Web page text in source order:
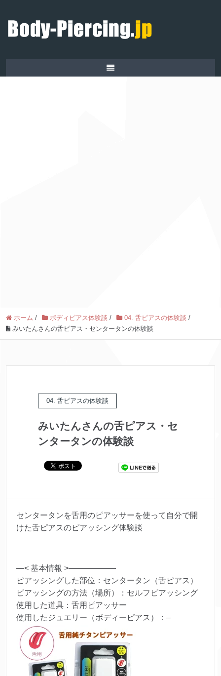
ホーム / ボディピアス体験談 / 04. 舌ピアスの体験談 /
みいたんさんの舌ピアス・センタータンの体験談
04. 舌ピアスの体験談
みいたんさんの舌ピアス・セ
ンタータンの体験談
センタータンを舌用のピアッサーを使って自分で開
けた舌ピアスのピアッシング体験談
—< 基本情報 >——————
ピアッシングした部位：センタータン（舌ピアス）
ピアッシングの方法（場所）：セルフピアッシング
使用した道具：舌用ピアッサー
使用したジュエリー（ボディーピアス）：–